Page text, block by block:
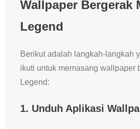
Wallpaper Bergerak
Legend
Berikut adalah langkah-langkah
ikuti untuk memasang wallpaper
Legend:
1. Unduh Aplikasi